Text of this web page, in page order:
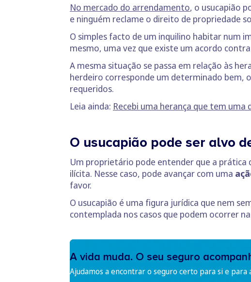
No mercado do arrendamento, o usucapião
e ninguém reclame o direito de propriedade
O simples facto de um inquilino habitar num
mesmo, uma vez que existe um acordo
A mesma situação se passa em relação às
herdeiro corresponde um determinado bem,
requeridos.
Leia ainda: Recebi uma herança que tem uma
O usucapião pode ser alvo
Um proprietário pode entender que a
ilícita. Nesse caso, pode avançar com uma
favor.
O usucapião é uma figura jurídica que nem
contemplada nos casos que podem ocorrer
A vida muda. O seu seguro
Ajudamos a encontrar o seguro certo para si e para